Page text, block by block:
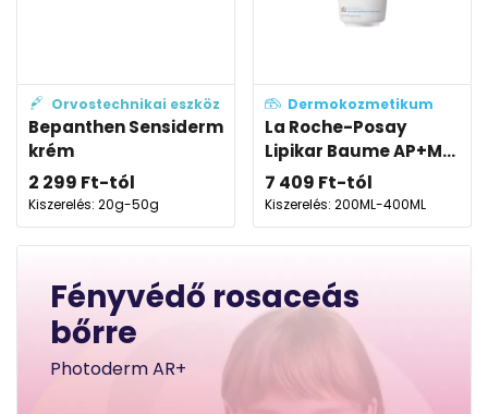
Orvostechnikai eszköz
Bepanthen Sensiderm
krém
2 299 Ft-tól
Kiszerelés: 20g-50g
Dermokozmetikum
La Roche-Posay
Lipikar Baume AP+M...
7 409 Ft-tól
Kiszerelés: 200ML-400ML
Fényvédő rosaceás
bőrre
Photoderm AR+